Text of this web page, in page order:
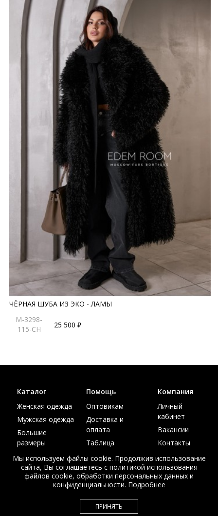
ЧЁРНАЯ ШУБА ИЗ ЭКО - ЛАМЫ
M-3298-
115-CH
25 500 ₽
© Интернет магазин верхней одежды из меха и кожи
EDEM-ROOM 2011-2026
Каталог
Женская одежда
Мужская одежда
Большие
размеры
Акции
Помощь
Оптовикам
Доставка и
оплата
Таблица
Компания
Личный
кабинет
Вакансии
Контакты
Мы используем файлы cookie. Продолжив использование
сайта, Вы соглашаетесь с политикой использования
файлов cookie, обработки персональных данных и
конфиденциальности. Подробнее
ПРИНЯТЬ